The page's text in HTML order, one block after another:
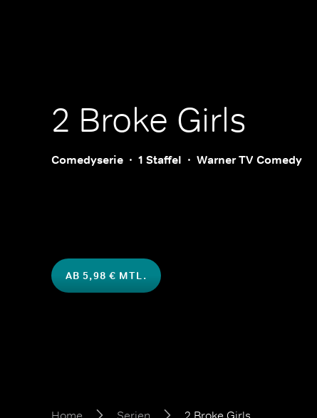
2 Broke Girls
Comedyserie 1 Staffel Warner TV Comedy
AB 5,98 € MTL.
Home Serien 2 Broke Girls